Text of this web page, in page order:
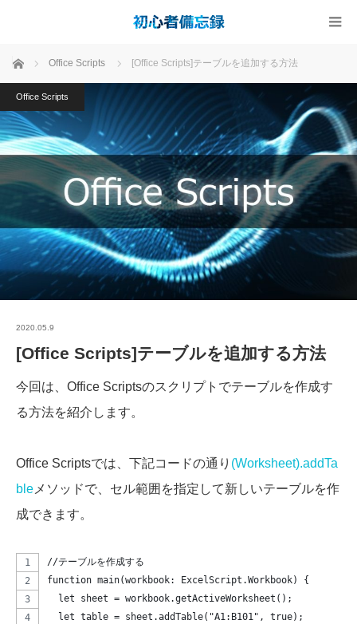
ホーム Office Scripts [Office Scripts]テーブルを追加する方法
Office Scripts
2020.05.9
[Office Scripts]テーブルを追加する方法
今回は、Office Scriptsのスクリプトでテーブルを作成す
る方法を紹介します。
Office Scriptsでは、下記コードの通り (Worksheet).addTa
bleメソッドで、セル範囲を指定して新しいテーブルを作
成できます。
//テーブルを作成する
function main(workbook: ExcelScript.Workbook) {
  let sheet = workbook.getActiveWorksheet();
  let table = sheet.addTable("A1:B101", true);